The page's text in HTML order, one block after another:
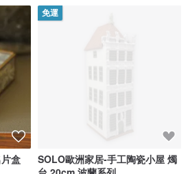
盒
免運
SOLO歐洲家居-手工陶瓷小屋 燭